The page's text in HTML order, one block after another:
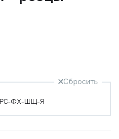
Сбросить
С-ФХ-ШЩ-Я